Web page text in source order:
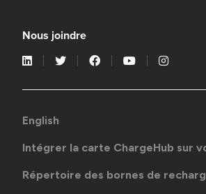
Nous joindre
English
Intégrer la carte ChargeHub sur
Répertoire des bornes de